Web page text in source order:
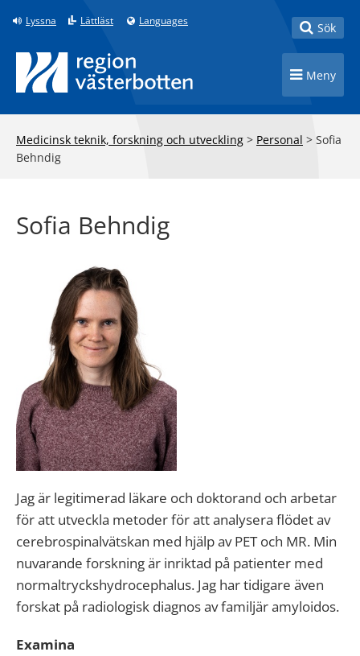
Till innehåll på sidan
Lyssna Lättläst Languages Toggle
Sök
Toggle
Meny
Medicinsk teknik, forskning och utveckling > Personal > Sofia
Behndig
Sofia Behndig
Jag är legitimerad läkare och doktorand och arbetar
för att utveckla metoder för att analysera flödet av
cerebrospinalvätskan med hjälp av PET och MR. Min
nuvarande forskning är inriktad på patienter med
normaltryckshydrocephalus. Jag har tidigare även
forskat på radiologisk diagnos av familjär amyloidos.
Examina